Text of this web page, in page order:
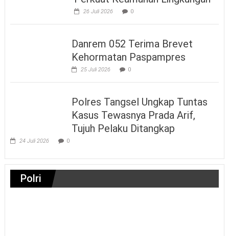
26 Juli 2026 0
Danrem 052 Terima Brevet
Kehormatan Paspampres
25 Juli 2026 0
Polres Tangsel Ungkap Tuntas
Kasus Tewasnya Prada Arif,
Tujuh Pelaku Ditangkap
24 Juli 2026 0
Polri